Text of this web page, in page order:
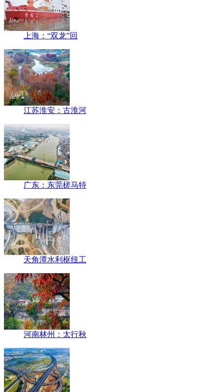
上海：“双龙”回
江苏淮安：古淮河
广东：东莞槎马特
天角潭水利枢纽工
河南林州：太行秋